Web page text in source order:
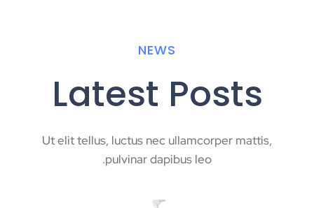
NEWS
Latest Posts
Ut elit tellus, luctus nec ullamcorper mattis,
pulvinar dapibus leo.